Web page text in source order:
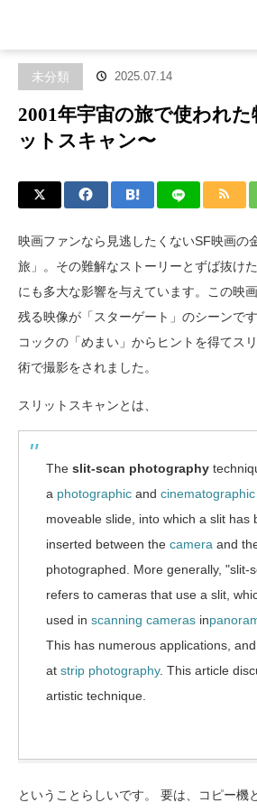
未分類 2025.07.14
2001年宇宙の旅で使われた
ットスキャン〜
映画ファンなら見逃したくないSF映画の
旅」。その難解なストーリーとずば抜け
にも多大な影響を与えています。この映
残る映像が「スターゲート」のシーンで
コックの「めまい」からヒントを得てス
術で撮影をされました。
スリットスキャンとは、
The slit-scan photography
a photographic and cinematographic
moveable slide, into which a slit has
inserted between the camera and
photographed. More generally, "slit-
refers to cameras that use a slit,
used in scanning cameras in
This has numerous applications,
at strip photography. This article
artistic technique.
ということらしいです。 要は、コピー機